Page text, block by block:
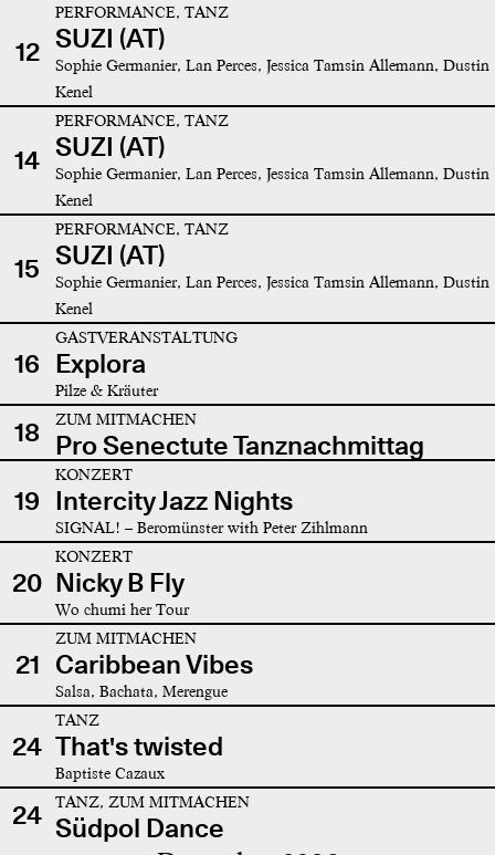
12
PERFORMANCE, TANZ
SUZI (AT)
Sophie Germanier, Lan Perces, Jessica Tamsin Allemann, Dustin
Kenel
14
PERFORMANCE, TANZ
SUZI (AT)
Sophie Germanier, Lan Perces, Jessica Tamsin Allemann, Dustin
Kenel
15
PERFORMANCE, TANZ
SUZI (AT)
Sophie Germanier, Lan Perces, Jessica Tamsin Allemann, Dustin
Kenel
16
GASTVERANSTALTUNG
Explora
Pilze & Kräuter
18 ZUM MITMACHEN
Pro Senectute Tanznachmittag
19
KONZERT
Intercity Jazz Nights
SIGNAL! – Beromünster with Peter Zihlmann
20
KONZERT
Nicky B Fly
Wo chumi her Tour
21
ZUM MITMACHEN
Caribbean Vibes
Salsa, Bachata, Merengue
24
TANZ
That's twisted
Baptiste Cazaux
24 TANZ, ZUM MITMACHEN
Südpol Dance